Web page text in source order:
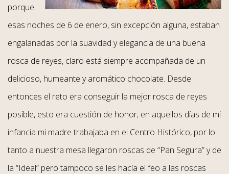
porque
esas noches de 6 de enero, sin excepción alguna, estaban
engalanadas por la suavidad y elegancia de una buena
rosca de reyes, claro está siempre acompañada de un
delicioso, humeante y aromático chocolate. Desde
entonces el reto era conseguir la mejor rosca de reyes
posible, esto era cuestión de honor; en aquellos días de mi
infancia mi madre trabajaba en el Centro Histórico, por lo
tanto a nuestra mesa llegaron roscas de “Pan Segura” y de
la “Ideal” pero tampoco se les hacía el feo a las roscas